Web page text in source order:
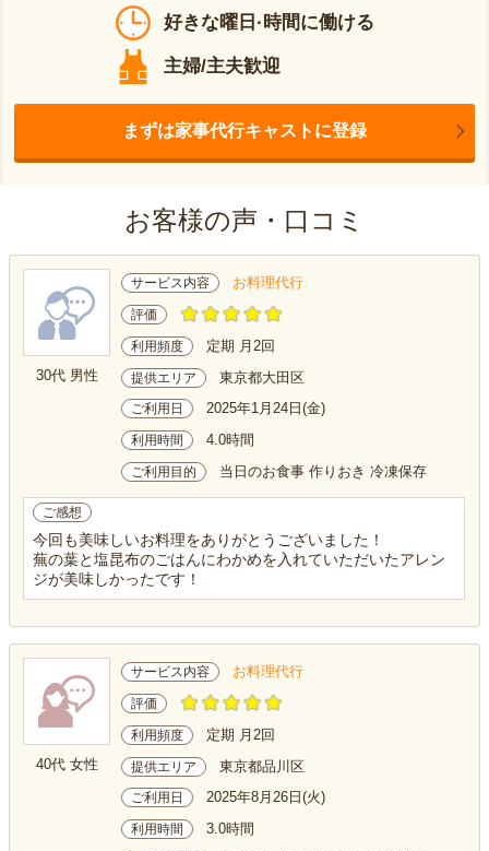
好きな曜日·時間に働ける
主婦/主夫歓迎
まずは家事代行キャストに登録
お客様の声・口コミ
30代 男性
サービス内容 お料理代行
評価
利用頻度 定期 月2回
提供エリア 東京都大田区
ご利用日 2025年1月24日(金)
利用時間 4.0時間
ご利用目的 当日のお食事 作りおき 冷凍保存
ご感想
今回も美味しいお料理をありがとうございました！
蕪の葉と塩昆布のごはんにわかめを入れていただいたアレン
ジが美味しかったです！
40代 女性
サービス内容 お料理代行
評価
利用頻度 定期 月2回
提供エリア 東京都品川区
ご利用日 2025年8月26日(火)
利用時間 3.0時間